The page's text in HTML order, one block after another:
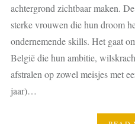
achtergrond zichtbaar maken.
sterke vrouwen die hun droom
ondernemende skills. Het gaat
België die hun ambitie,
afstralen op zowel meisjes met
jaar)…